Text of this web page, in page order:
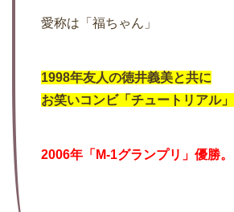
愛称は「福ちゃん」
1998年友人の徳井義美と共に
お笑いコンビ「チュートリアル」
2006年「M-1グランプリ」優勝。